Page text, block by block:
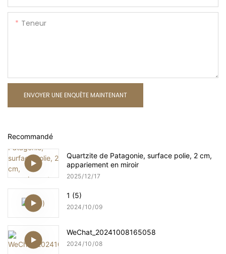
Teneur
ENVOYER UNE ENQUÊTE MAINTENANT
Recommandé
Quartzite de Patagonie, surface polie, 2 cm,
appariement en miroir
2025 12 17
1 (5)
2024 10 09
WeChat_20241008165058
2024 10 08